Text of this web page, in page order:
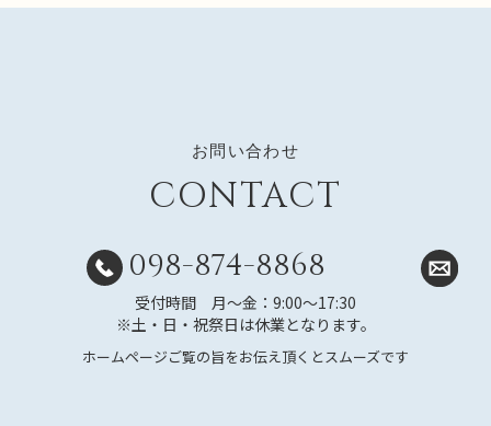
お問い合わせ
CONTACT
098-874-8868
受付時間 月～金：9:00～17:30
※土・日・祝祭日は休業となります。
ホームページご覧の旨をお伝え頂くとスムーズです